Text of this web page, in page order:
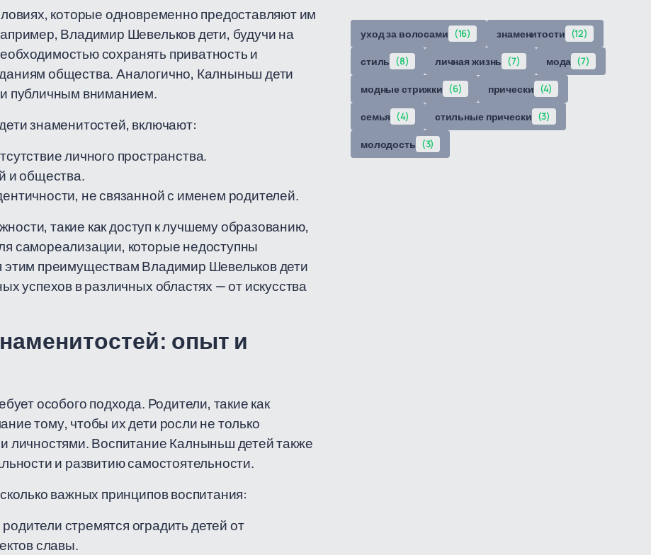
которые одновременно предоставляют им
Владимир Шевельков дети, будучи на
сохранять приватность и
общества. Аналогично, Калныньш дети
публичным вниманием.
знаменитостей, включают:
личного пространства.
и общества.
не связанной с именем родителей.
такие как доступ к лучшему образованию,
самореализации, которые недоступны
преимуществам Владимир Шевельков дети
успехов в различных областях — от искусства
опыт и
особого подхода. Родители, такие как
тому, чтобы их дети росли не только
личностями. Воспитание Калныньш детей также
и развитию самостоятельности.
важных принципов воспитания:
родители стремятся оградить детей от
славы.
уход за волосами (16) знаменитости (12)
стиль (8) личная жизнь (7) мода (7)
модные стрижки (6) прически (4)
семья (4) стильные прически (3)
молодость (3)